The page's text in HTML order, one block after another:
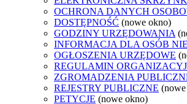
OCHRONA DANYCH
DOSTĘPNOŚĆ (nowe okno)
GODZINY URZĘDOWANIA
INFORMACJA DLA OSÓB
OGŁOSZENIA URZĘDOWE
REGULAMIN
ZGROMADZENIA
REJESTRY PUBLICZNE
PETYCJE (nowe okno)